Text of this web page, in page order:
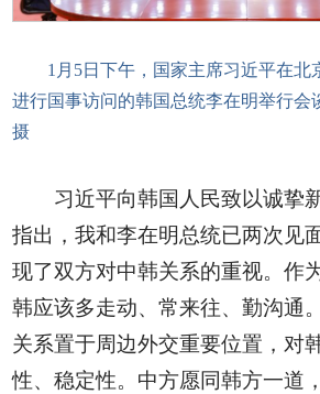
1月5日下午，国家主席习近平在北
进行国事访问的韩国总统李在明举行会
摄
习近平向韩国人民致以诚挚
指出，我和李在明总统已两次见
现了双方对中韩关系的重视。作
韩应该多走动、常来往、勤沟通
关系置于周边外交重要位置，对
性、稳定性。中方愿同韩方一道